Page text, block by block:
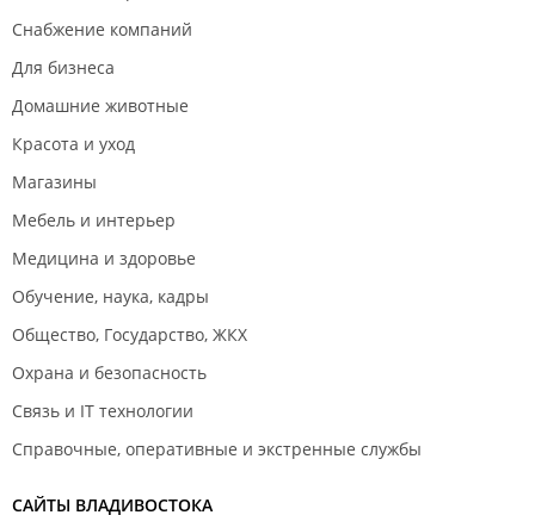
Снабжение компаний
Для бизнеса
Домашние животные
Красота и уход
Магазины
Мебель и интерьер
Медицина и здоровье
Обучение, наука, кадры
Общество, Государство, ЖКХ
Охрана и безопасность
Связь и IT технологии
Справочные, оперативные и экстренные службы
САЙТЫ ВЛАДИВОСТОКА